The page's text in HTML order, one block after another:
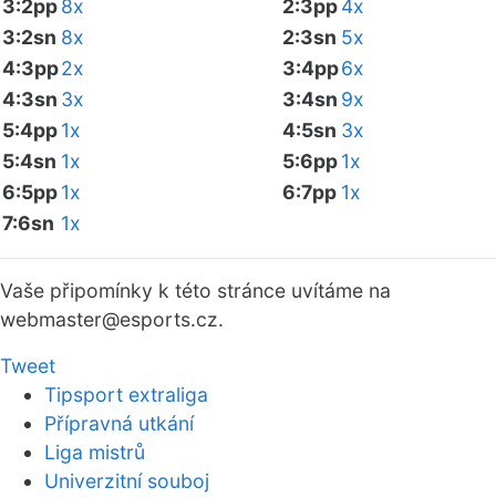
3:2pp8x
3:2sn 8x
4:3pp2x
4:3sn 3x
5:4pp1x
5:4sn 1x
6:5pp1x
7:6sn 1x
2:3pp4x
2:3sn 5x
3:4pp6x
3:4sn 9x
4:5sn 3x
5:6pp1x
6:7pp 1x
Vaše připomínky k této stránce uvítáme na
webmaster@esports.cz.
Tweet
Tipsport extraliga
Přípravná utkání
Liga mistrů
Univerzitní souboj